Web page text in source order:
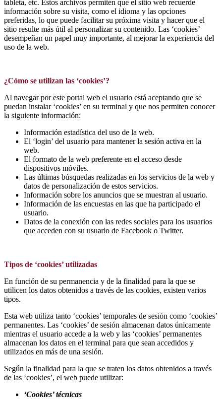
tableta, etc. Estos archivos permiten que el sitio web recuerde
información sobre su visita, como el idioma y las opciones
preferidas, lo que puede facilitar su próxima visita y hacer que el
sitio resulte más útil al personalizar su contenido. Las ‘cookies’
desempeñan un papel muy importante, al mejorar la experiencia del
uso de la web.
¿Cómo se utilizan las ‘cookies’?
Al navegar por este portal web el usuario está aceptando que se
puedan instalar ‘cookies’ en su terminal y que nos permiten conocer
la siguiente información:
Información estadística del uso de la web.
El ‘login’ del usuario para mantener la sesión activa en la
web.
El formato de la web preferente en el acceso desde
dispositivos móviles.
Las últimas búsquedas realizadas en los servicios de la web y
datos de personalización de estos servicios.
Información sobre los anuncios que se muestran al usuario.
Información de las encuestas en las que ha participado el
usuario.
Datos de la conexión con las redes sociales para los usuarios
que acceden con su usuario de Facebook o Twitter.
Tipos de ‘cookies’ utilizadas
En función de su permanencia y de la finalidad para la que se
utilicen los datos obtenidos a través de las cookies, existen varios
tipos.
Esta web utiliza tanto ‘cookies’ temporales de sesión como ‘cookies’
permanentes. Las ‘cookies’ de sesión almacenan datos únicamente
mientras el usuario accede a la web y las ‘cookies’ permanentes
almacenan los datos en el terminal para que sean accedidos y
utilizados en más de una sesión.
Según la finalidad para la que se traten los datos obtenidos a través
de las ‘cookies’, el web puede utilizar:
‘Cookies’ técnicas